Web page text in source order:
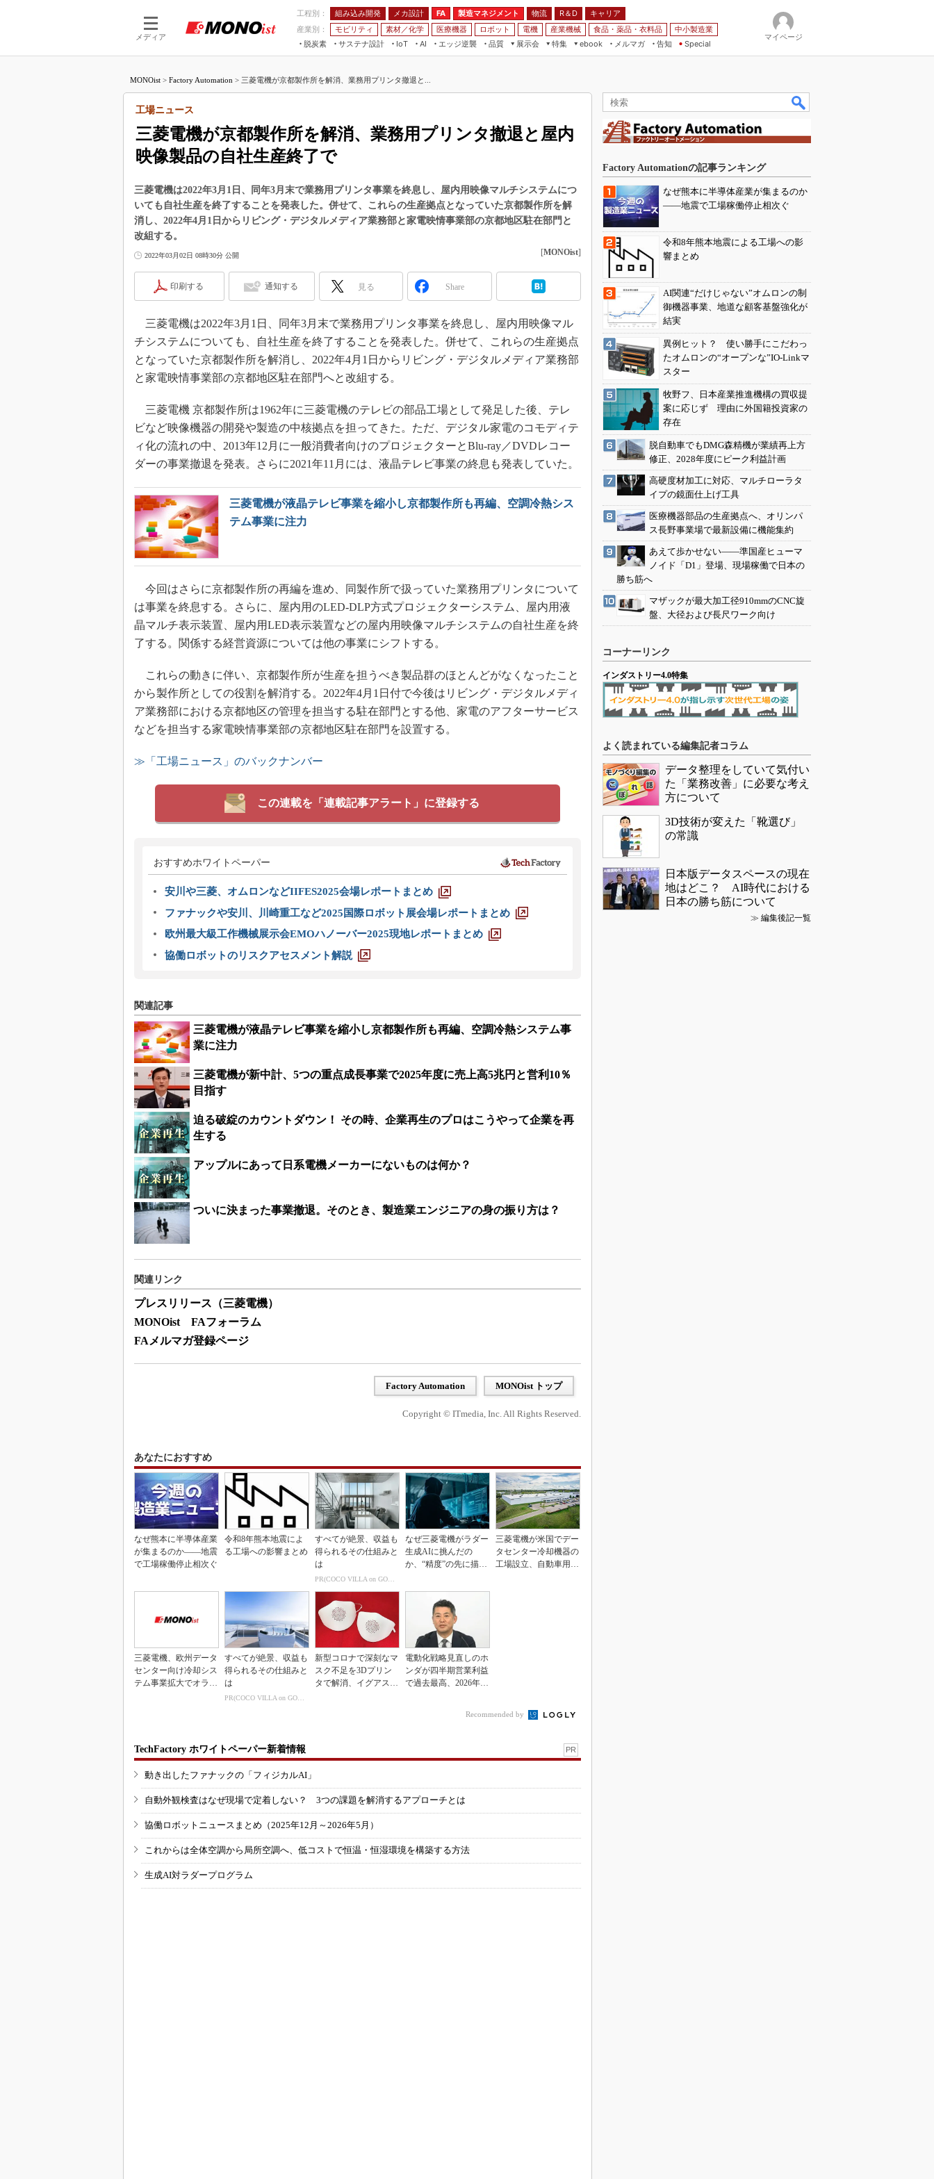
メディア
工程別： 組み込み開発 メカ設計 FA 製造マネジメント 物流 R＆D
キャリア
産業別：
モビリティ 素材／化学 医療機器 ロボット 電機 産業機械 食品・薬品・衣料品
中小製造業
脱炭素
サステナ設計
IoT
つながる工場
AI
AI×設備保全
エッジ逆襲 品質
展示会
JIMTOF
IIFES
TECHNO-FRONTIER
人テク展
日本ものづくりワールド
AUTOMOTIVE WORLD
産業オープンネット展
特集
つながるクルマ
VR／AR
フィールドサービス
組み込み画像技術
組み込みモデリング
ISO26262
無償設計ツール
3Dプリンタ
デジタルツインとCAE
S＆OP
製造業ビッグデータ
メイドインジャパン
植物工場
知財マネジメント
海外生産
ebook
FA
モビリティ
メルマガ
告知 Special
マイページ
MONOist > Factory Automation > 三菱電機が京都製作所を解消、業務用プリンタ撤退と...
三菱電機が京都製作所を解消、業務用プリンタ撤退と屋内
映像製品の自社生産終了で
工場ニュース
三菱電機は2022年3月1日、同年3月末で業務用プリンタ事業を終息し、屋内用映像マルチシステムにつ
いても自社生産を終了することを発表した。併せて、これらの生産拠点となっていた京都製作所を解
消し、2022年4月1日からリビング・デジタルメディア業務部と家電映情事業部の京都地区駐在部門と
改組する。
2022年03月02日 08時30分 公開 [MONOist]
印刷する 通知する 見る Share
三菱電機は2022年3月1日、同年3月末で業務用プリンタ事業を終息し、屋内用映像マル
チシステムについても、自社生産を終了することを発表した。併せて、これらの生産拠点
となっていた京都製作所を解消し、2022年4月1日からリビング・デジタルメディア業務部
と家電映情事業部の京都地区駐在部門へと改組する。
三菱電機 京都製作所は1962年に三菱電機のテレビの部品工場として発足した後、テレ
ビなど映像機器の開発や製造の中核拠点を担ってきた。ただ、デジタル家電のコモディテ
ィ化の流れの中、2013年12月に一般消費者向けのプロジェクターとBlu-ray／DVDレコー
ダーの事業撤退を発表。さらに2021年11月には、液晶テレビ事業の終息も発表していた。
三菱電機が液晶テレビ事業を縮小し京都製作所も再編、空調冷熱シス
テム事業に注力
今回はさらに京都製作所の再編を進め、同製作所で扱っていた業務用プリンタについて
は事業を終息する。さらに、屋内用のLED-DLP方式プロジェクターシステム、屋内用液
晶マルチ表示装置、屋内用LED表示装置などの屋内用映像マルチシステムの自社生産を終
了する。関係する経営資源については他の事業にシフトする。
これらの動きに伴い、京都製作所が生産を担うべき製品群のほとんどがなくなったこと
から製作所としての役割を解消する。2022年4月1日付で今後はリビング・デジタルメディ
ア業務部における京都地区の管理を担当する駐在部門とする他、家電のアフターサービス
などを担当する家電映情事業部の京都地区駐在部門を設置する。
≫「工場ニュース」のバックナンバー
この連載を「連載記事アラート」に登録する
おすすめホワイトペーパー
安川や三菱、オムロンなどIIFES2025会場レポートまとめ
ファナックや安川、川崎重工など2025国際ロボット展会場レポートまとめ
欧州最大級工作機械展示会EMOハノーバー2025現地レポートまとめ
協働ロボットのリスクアセスメント解説
関連記事
三菱電機が液晶テレビ事業を縮小し京都製作所も再編、空調冷熱システム事
業に注力
三菱電機が新中計、5つの重点成長事業で2025年度に売上高5兆円と営利10％
目指す
迫る破綻のカウントダウン！ その時、企業再生のプロはこうやって企業を再
生する
アップルにあって日系電機メーカーにないものは何か？
ついに決まった事業撤退。そのとき、製造業エンジニアの身の振り方は？
関連リンク
プレスリリース（三菱電機）
MONOist FAフォーラム
FAメルマガ登録ページ
Factory Automation MONOist トップ
Copyright © ITmedia, Inc. All Rights Reserved.
あなたにおすすめ
なぜ熊本に半導体産業
が集まるのか――地震
で工場稼働停止相次ぐ
令和8年熊本地震によ
る工場への影響まとめ
すべてが絶景、収益も
得られるその仕組みと
は
PR(COCO VILLA on GOETHE)
なぜ三菱電機がラダー
生成AIに挑んだの
か、“精度”の先に描く
三菱電機が米国でデー
タセンター冷却機器の
工場設立、自動車用電
三菱電機、欧州データ
センター向け冷却シス
テム事業拡大でオラン
すべてが絶景、収益も
得られるその仕組みと
は
PR(COCO VILLA on GOETHE)
新型コロナで深刻なマ
スク不足を3Dプリン
タで解消、イグアスが
電動化戦略見直しのホ
ンダが四半期営業利益
で過去最高、2026年度
Recommended by
TechFactory ホワイトペーパー新着情報 PR
動き出したファナックの「フィジカルAI」
自動外観検査はなぜ現場で定着しない？ 3つの課題を解消するアプローチとは
協働ロボットニュースまとめ（2025年12月～2026年5月）
これからは全体空調から局所空調へ、低コストで恒温・恒湿環境を構築する方法
生成AI対ラダープログラム
Factory Automationの記事ランキング
なぜ熊本に半導体産業が集まるのか
――地震で工場稼働停止相次ぐ
令和8年熊本地震による工場への影
響まとめ
AI関連“だけじゃない”オムロンの制
御機器事業、地道な顧客基盤強化が
結実
異例ヒット？ 使い勝手にこだわっ
たオムロンの“オープンな”IO-Linkマ
スター
牧野フ、日本産業推進機構の買収提
案に応じず 理由に外国籍投資家の
存在
脱自動車でもDMG森精機が業績再上方
修正、2028年度にピーク利益計画
高硬度材加工に対応、マルチローラタ
イプの鏡面仕上げ工具
医療機器部品の生産拠点へ、オリンパ
ス長野事業場で最新設備に機能集約
あえて歩かせない――準国産ヒューマ
ノイド「D1」登場、現場稼働で日本の
勝ち筋へ
マザックが最大加工径910mmのCNC旋
盤、大径および長尺ワーク向け
コーナーリンク
インダストリー4.0特集
よく読まれている編集記者コラム
データ整理をしていて気付い
た「業務改善」に必要な考え
方について
3D技術が変えた「靴選び」
の常識
日本版データスペースの現在
地はどこ？ AI時代における
日本の勝ち筋について
≫ 編集後記一覧